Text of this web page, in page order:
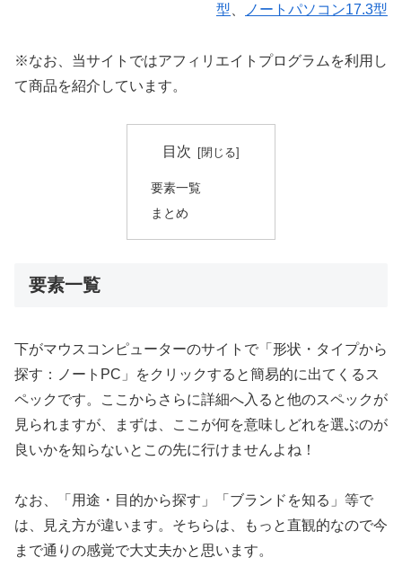
型
ノートパソコン17.3型
※なお、当サイトではアフィリエイトプログラムを利用し
て商品を紹介しています。
目次
要素一覧
まとめ
要素一覧
下がマウスコンピューターのサイトで「形状・タイプから
探す：ノートPC」をクリックすると簡易的に出てくるス
ペックです。ここからさらに詳細へ入ると他のスペックが
見られますが、まずは、ここが何を意味しどれを選ぶのが
良いかを知らないとこの先に行けませんよね！
なお、「用途・目的から探す」「ブランドを知る」等で
は、見え方が違います。そちらは、もっと直観的なので今
まで通りの感覚で大丈夫かと思います。